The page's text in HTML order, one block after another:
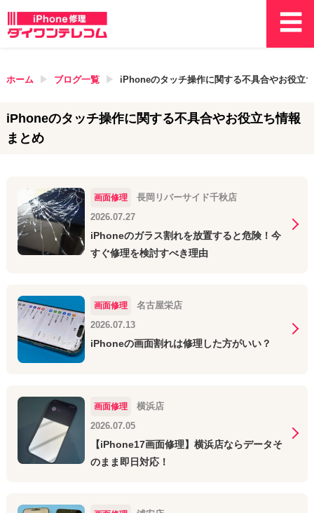
ホーム ブログ一覧 iPhoneのタッチ操作に関する不具合やお役立
iPhoneのタッチ操作に関する不具合やお役立ち情報
まとめ
画面修理
長岡リバーサイド千秋店
2026.07.27
iPhoneのガラス割れを放置すると危険！今
すぐ修理を検討すべき理由
画面修理
名古屋栄店
2026.07.13
iPhoneの画面割れは修理した方がいい？
画面修理
横浜店
2026.07.05
【iPhone17画面修理】横浜店ならデータそ
のまま即日対応！